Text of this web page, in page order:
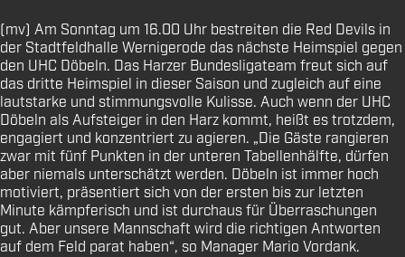
(mv) Am Sonntag um 16.00 Uhr bestreiten die Red Devils in
der Stadtfeldhalle Wernigerode das nächste Heimspiel gegen
den UHC Döbeln. Das Harzer Bundesligateam freut sich auf
das dritte Heimspiel in dieser Saison und zugleich auf eine
lautstarke und stimmungsvolle Kulisse. Auch wenn der UHC
Döbeln als Aufsteiger in den Harz kommt, heißt es trotzdem,
engagiert und konzentriert zu agieren. „Die Gäste rangieren
zwar mit fünf Punkten in der unteren Tabellenhälfte, dürfen
aber niemals unterschätzt werden. Döbeln ist immer hoch
motiviert, präsentiert sich von der ersten bis zur letzten
Minute kämpferisch und ist durchaus für Überraschungen
gut. Aber unsere Mannschaft wird die richtigen Antworten
auf dem Feld parat haben“, so Manager Mario Vordank.